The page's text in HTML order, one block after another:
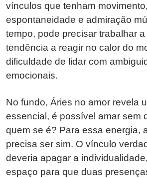
vínculos que tenham movimento,
espontaneidade e admiração
tempo, pode precisar trabalhar
tendência a reagir no calor do
dificuldade de lidar com
emocionais.
No fundo, Áries no amor revela
essencial, é possível amar sem
quem se é? Para essa energia,
precisa ser sim. O vínculo
deveria apagar a
espaço para que duas